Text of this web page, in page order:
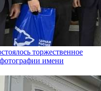
торжественное
имени